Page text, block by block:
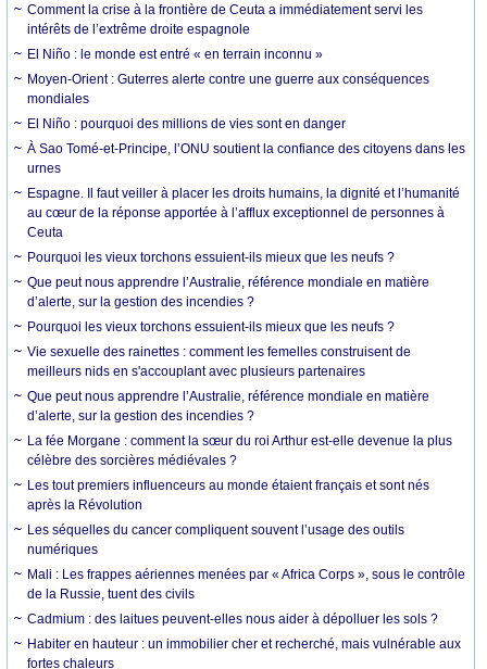
Comment la crise à la frontière de Ceuta a immédiatement servi les
intérêts de l’extrême droite espagnole
El Niño : le monde est entré « en terrain inconnu »
Moyen-Orient : Guterres alerte contre une guerre aux conséquences
mondiales
El Niño : pourquoi des millions de vies sont en danger
À Sao Tomé-et-Principe, l’ONU soutient la confiance des citoyens dans les
urnes
Espagne. Il faut veiller à placer les droits humains, la dignité et l’humanité
au cœur de la réponse apportée à l’afflux exceptionnel de personnes à
Ceuta
Pourquoi les vieux torchons essuient-ils mieux que les neufs ?
Que peut nous apprendre l’Australie, référence mondiale en matière
d’alerte, sur la gestion des incendies ?
Pourquoi les vieux torchons essuient-ils mieux que les neufs ?
Vie sexuelle des rainettes : comment les femelles construisent de
meilleurs nids en s'accouplant avec plusieurs partenaires
Que peut nous apprendre l’Australie, référence mondiale en matière
d’alerte, sur la gestion des incendies ?
La fée Morgane : comment la sœur du roi Arthur est-elle devenue la plus
célèbre des sorcières médiévales ?
Les tout premiers influenceurs au monde étaient français et sont nés
après la Révolution
Les séquelles du cancer compliquent souvent l’usage des outils
numériques
Mali : Les frappes aériennes menées par « Africa Corps », sous le contrôle
de la Russie, tuent des civils
Cadmium : des laitues peuvent-elles nous aider à dépolluer les sols ?
Habiter en hauteur : un immobilier cher et recherché, mais vulnérable aux
fortes chaleurs